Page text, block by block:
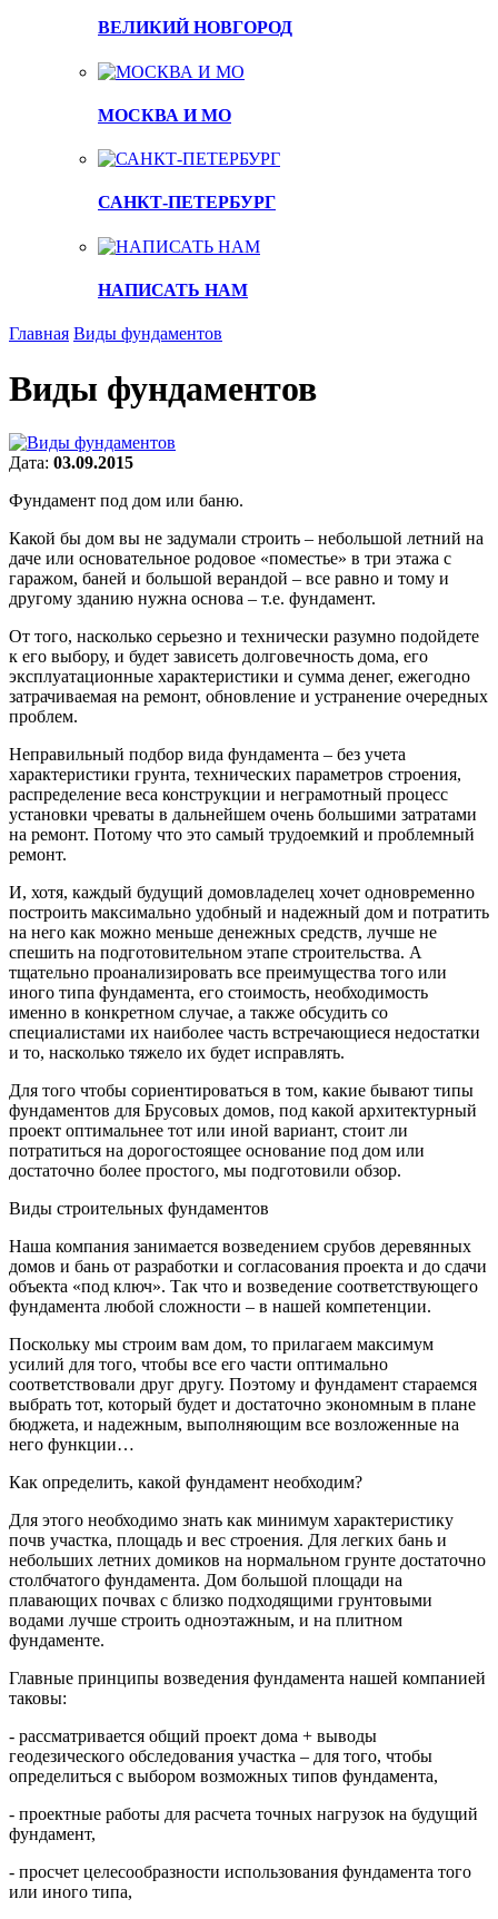
ВЕЛИКИЙ НОВГОРОД
МОСКВА И МО
САНКТ-ПЕТЕРБУРГ
НАПИСАТЬ НАМ
Главная Виды фундаментов
Виды фундаментов
Дата: 03.09.2015
Фундамент под дом или баню.
Какой бы дом вы не задумали строить – небольшой летний на
даче или основательное родовое «поместье» в три этажа с
гаражом, баней и большой верандой – все равно и тому и
другому зданию нужна основа – т.е. фундамент.
От того, насколько серьезно и технически разумно подойдете
к его выбору, и будет зависеть долговечность дома, его
эксплуатационные характеристики и сумма денег, ежегодно
затрачиваемая на ремонт, обновление и устранение очередных
проблем.
Неправильный подбор вида фундамента – без учета
характеристики грунта, технических параметров строения,
распределение веса конструкции и неграмотный процесс
установки чреваты в дальнейшем очень большими затратами
на ремонт. Потому что это самый трудоемкий и проблемный
ремонт.
И, хотя, каждый будущий домовладелец хочет одновременно
построить максимально удобный и надежный дом и потратить
на него как можно меньше денежных средств, лучше не
спешить на подготовительном этапе строительства. А
тщательно проанализировать все преимущества того или
иного типа фундамента, его стоимость, необходимость
именно в конкретном случае, а также обсудить со
специалистами их наиболее часть встречающиеся недостатки
и то, насколько тяжело их будет исправлять.
Для того чтобы сориентироваться в том, какие бывают типы
фундаментов для Брусовых домов, под какой архитектурный
проект оптимальнее тот или иной вариант, стоит ли
потратиться на дорогостоящее основание под дом или
достаточно более простого, мы подготовили обзор.
Виды строительных фундаментов
Наша компания занимается возведением срубов деревянных
домов и бань от разработки и согласования проекта и до сдачи
объекта «под ключ». Так что и возведение соответствующего
фундамента любой сложности – в нашей компетенции.
Поскольку мы строим вам дом, то прилагаем максимум
усилий для того, чтобы все его части оптимально
соответствовали друг другу. Поэтому и фундамент стараемся
выбрать тот, который будет и достаточно экономным в плане
бюджета, и надежным, выполняющим все возложенные на
него функции…
Как определить, какой фундамент необходим?
Для этого необходимо знать как минимум характеристику
почв участка, площадь и вес строения. Для легких бань и
небольших летних домиков на нормальном грунте достаточно
столбчатого фундамента. Дом большой площади на
плавающих почвах с близко подходящими грунтовыми
водами лучше строить одноэтажным, и на плитном
фундаменте.
Главные принципы возведения фундамента нашей компанией
таковы:
- рассматривается общий проект дома + выводы
геодезического обследования участка – для того, чтобы
определиться с выбором возможных типов фундамента,
- проектные работы для расчета точных нагрузок на будущий
фундамент,
- просчет целесообразности использования фундамента того
или иного типа,